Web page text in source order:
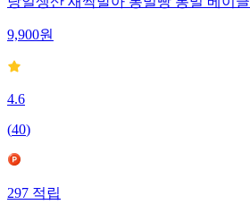
당일생산 새싹발아 통밀빵 통밀 베이
9,900원
4.6
(40)
297적립